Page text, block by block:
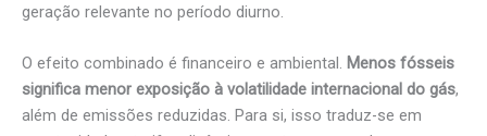
geração relevante no período diurno.
O efeito combinado é financeiro e ambiental. Menos fósseis
significa menor exposição à volatilidade internacional do gás,
além de emissões reduzidas. Para si, isso traduz-se em